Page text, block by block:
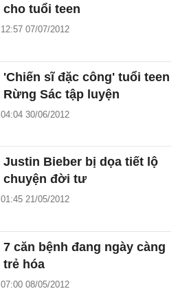
cho tuổi teen
12:57 07/07/2012
'Chiến sĩ đặc công' tuổi teen
Rừng Sác tập luyện
04:04 30/06/2012
Justin Bieber bị dọa tiết lộ
chuyện đời tư
01:45 21/05/2012
7 căn bệnh đang ngày càng
trẻ hóa
07:00 08/05/2012